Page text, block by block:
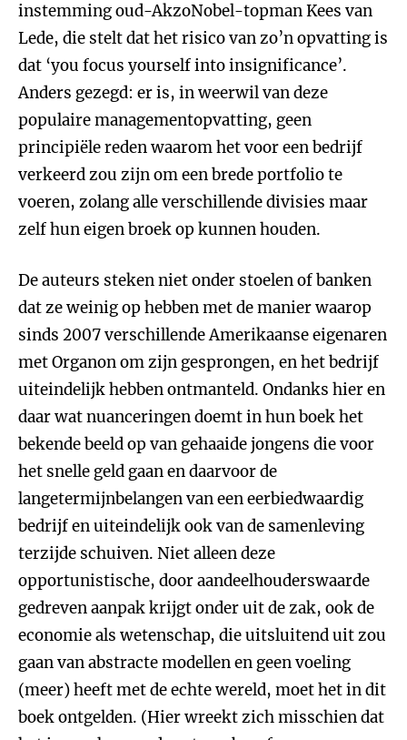
instemming oud-AkzoNobel-topman Kees van
Lede, die stelt dat het risico van zo’n opvatting is
dat ‘you focus yourself into insignificance’.
Anders gezegd: er is, in weerwil van deze
populaire managementopvatting, geen
principiële reden waarom het voor een bedrijf
verkeerd zou zijn om een brede portfolio te
voeren, zolang alle verschillende divisies maar
zelf hun eigen broek op kunnen houden.
De auteurs steken niet onder stoelen of banken
dat ze weinig op hebben met de manier waarop
sinds 2007 verschillende Amerikaanse eigenaren
met Organon om zijn gesprongen, en het bedrijf
uiteindelijk hebben ontmanteld. Ondanks hier en
daar wat nuanceringen doemt in hun boek het
bekende beeld op van gehaaide jongens die voor
het snelle geld gaan en daarvoor de
langetermijnbelangen van een eerbiedwaardig
bedrijf en uiteindelijk ook van de samenleving
terzijde schuiven. Niet alleen deze
opportunistische, door aandeelhouderswaarde
gedreven aanpak krijgt onder uit de zak, ook de
economie als wetenschap, die uitsluitend uit zou
gaan van abstracte modellen en geen voeling
(meer) heeft met de echte wereld, moet het in dit
boek ontgelden. (Hier wreekt zich misschien dat